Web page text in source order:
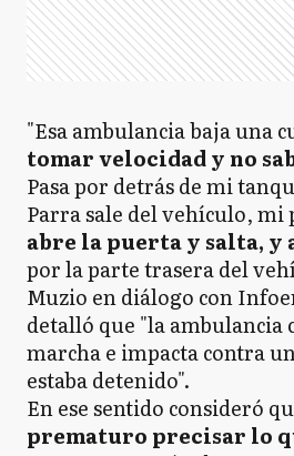
"Esa ambulancia baja una
tomar velocidad y no
Pasa por detrás de mi
Parra sale del vehículo, mi
abre la puerta y salta, y
por la parte trasera del
Muzio en diálogo con
detalló que "la ambulancia
marcha e impacta contra
estaba detenido".
En ese sentido consideró
prematuro precisar lo